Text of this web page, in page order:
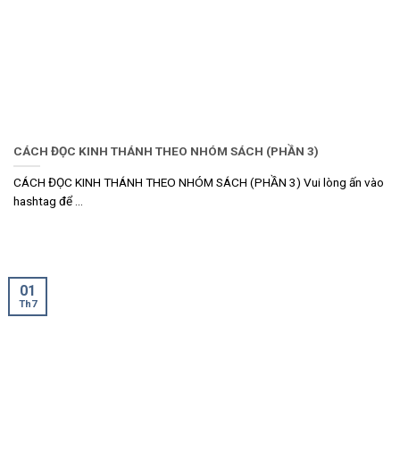
CÁCH ĐỌC KINH THÁNH THEO NHÓM SÁCH (PHẦN 3)
CÁCH ĐỌC KINH THÁNH THEO NHÓM SÁCH (PHẦN 3) Vui lòng ấn vào
hashtag để ...
01
Th7